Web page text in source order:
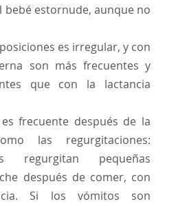
bebé estornude, aunque no
es irregular, y con
son más frecuentes y
que con la lactancia
frecuente después de la
las regurgitaciones:
regurgitan pequeñas
después de comer, con
Si los vómitos son